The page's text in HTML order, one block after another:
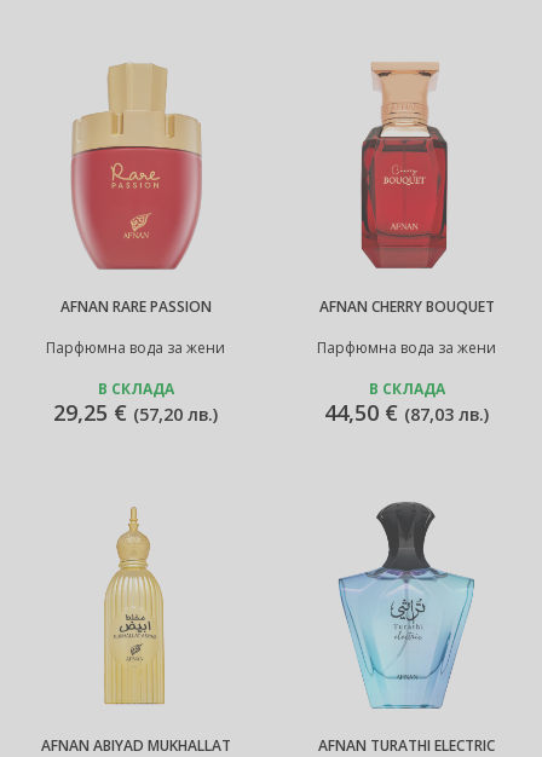
AFNAN RARE PASSION
Парфюмна вода за жени
В СКЛАДА
29,25 € (57,20 лв.)
AFNAN CHERRY BOUQUET
Парфюмна вода за жени
В СКЛАДА
44,50 € (87,03 лв.)
AFNAN ABIYAD MUKHALLAT
AFNAN TURATHI ELECTRIC